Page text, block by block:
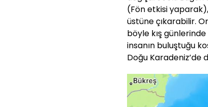
(Fön etkisi yaparak),
üstüne çıkarabilir.
böyle kış
insanın buluştuğu
Doğu Karadeniz’de